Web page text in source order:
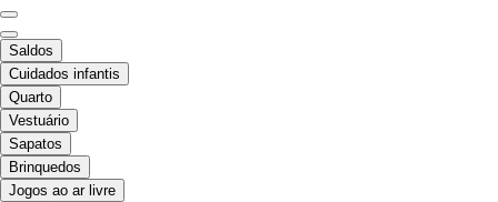
Saldos
Cuidados infantis
Quarto
Vestuário
Sapatos
Brinquedos
Jogos ao ar livre